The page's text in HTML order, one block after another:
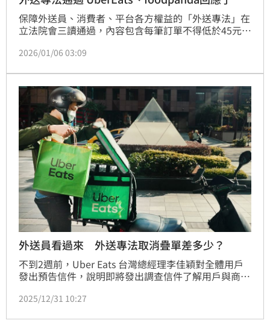
保障外送員、消費者、平台各方權益的「外送專法」在
立法院會三讀通過，內容包含每筆訂單不得低於45元，
過去Uber執行長庫斯洛沙希訪台曾指出，禁止疊單恐
本可能對外送員、合作商家、消費者產生連帶影響，會
持續與各界溝通、foodpanda也表示將展開溝通，因
應可能的產業變動及市場衝擊。
2026/01/06 03:09
外送員看過來 外送專法取消疊單差多少？
不到2週前，Uber Eats 台灣總經理李佳穎對全體用戶
發出預告信件，說明即將發出調查信件了解用戶與商戶
揭露調查結果，同時製作出「懶人包」讓各界了解
2025/12/31 10:27